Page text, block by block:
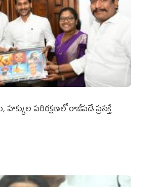
హక్కుల పరిరక్షణలో రాజీపడే ప్రసక్తే